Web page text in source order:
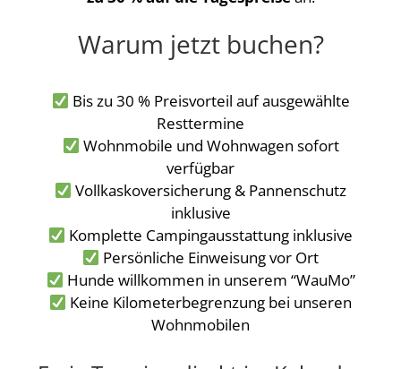
Warum jetzt buchen?
Bis zu 30 % Preisvorteil auf ausgewählte
Resttermine
Wohnmobile und Wohnwagen sofort
verfügbar
Vollkaskoversicherung & Pannenschutz
inklusive
Komplette Campingausstattung inklusive
Persönliche Einweisung vor Ort
Hunde willkommen in unserem “WauMo”
Keine Kilometerbegrenzung bei unseren
Wohnmobilen